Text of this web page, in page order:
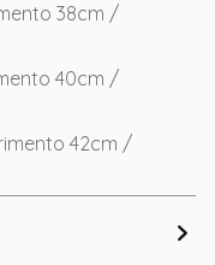
38cm /
40cm /
42cm /